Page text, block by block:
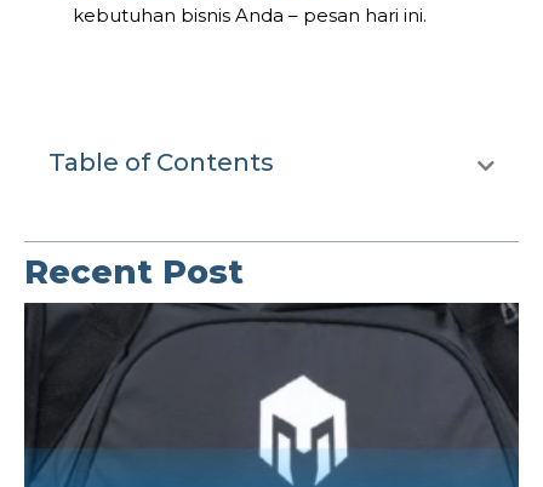
kebutuhan bisnis Anda – pesan hari ini.
Table of Contents
Recent Post